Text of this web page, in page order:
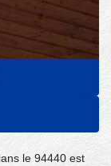
de
le 94440 est